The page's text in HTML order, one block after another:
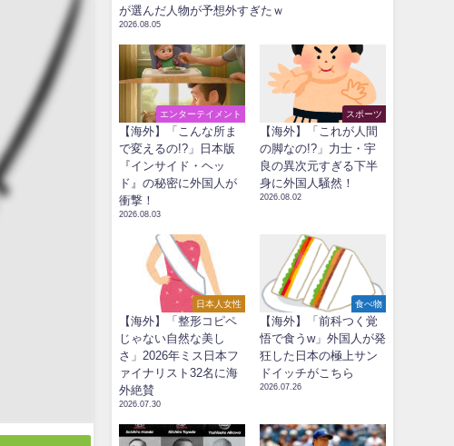
が選んだ人物が予想外すぎたｗ
2026.08.05
エンターテイメント
【海外】「こんな所ま
で変えるの!?」日本版
『インサイド・ヘッ
ド』の秘密に外国人が
衝撃！
2026.08.03
スポーツ
【海外】「これが人間
の脚なの!?」力士・宇
良の異次元すぎる下半
身に外国人騒然！
2026.08.02
日本人女性
【海外】「整形コピペ
じゃない自然な美し
さ」2026年ミス日本フ
ァイナリスト32名に海
外絶賛
2026.07.30
食べ物
【海外】「前科つく覚
悟で食うw」外国人が発
狂した日本の極上サン
ドイッチがこちら
2026.07.26